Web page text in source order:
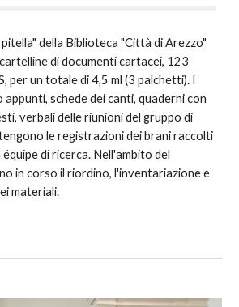
della Biblioteca "Città di Arezzo"
di documenti cartacei, 123
per un totale di 4,5 ml (3 palchetti). I
schede dei canti, quaderni con
verbali delle riunioni del gruppo di
le registrazioni dei brani raccolti
di ricerca. Nell'ambito del
in corso il riordino, l'inventariazione e
materiali.